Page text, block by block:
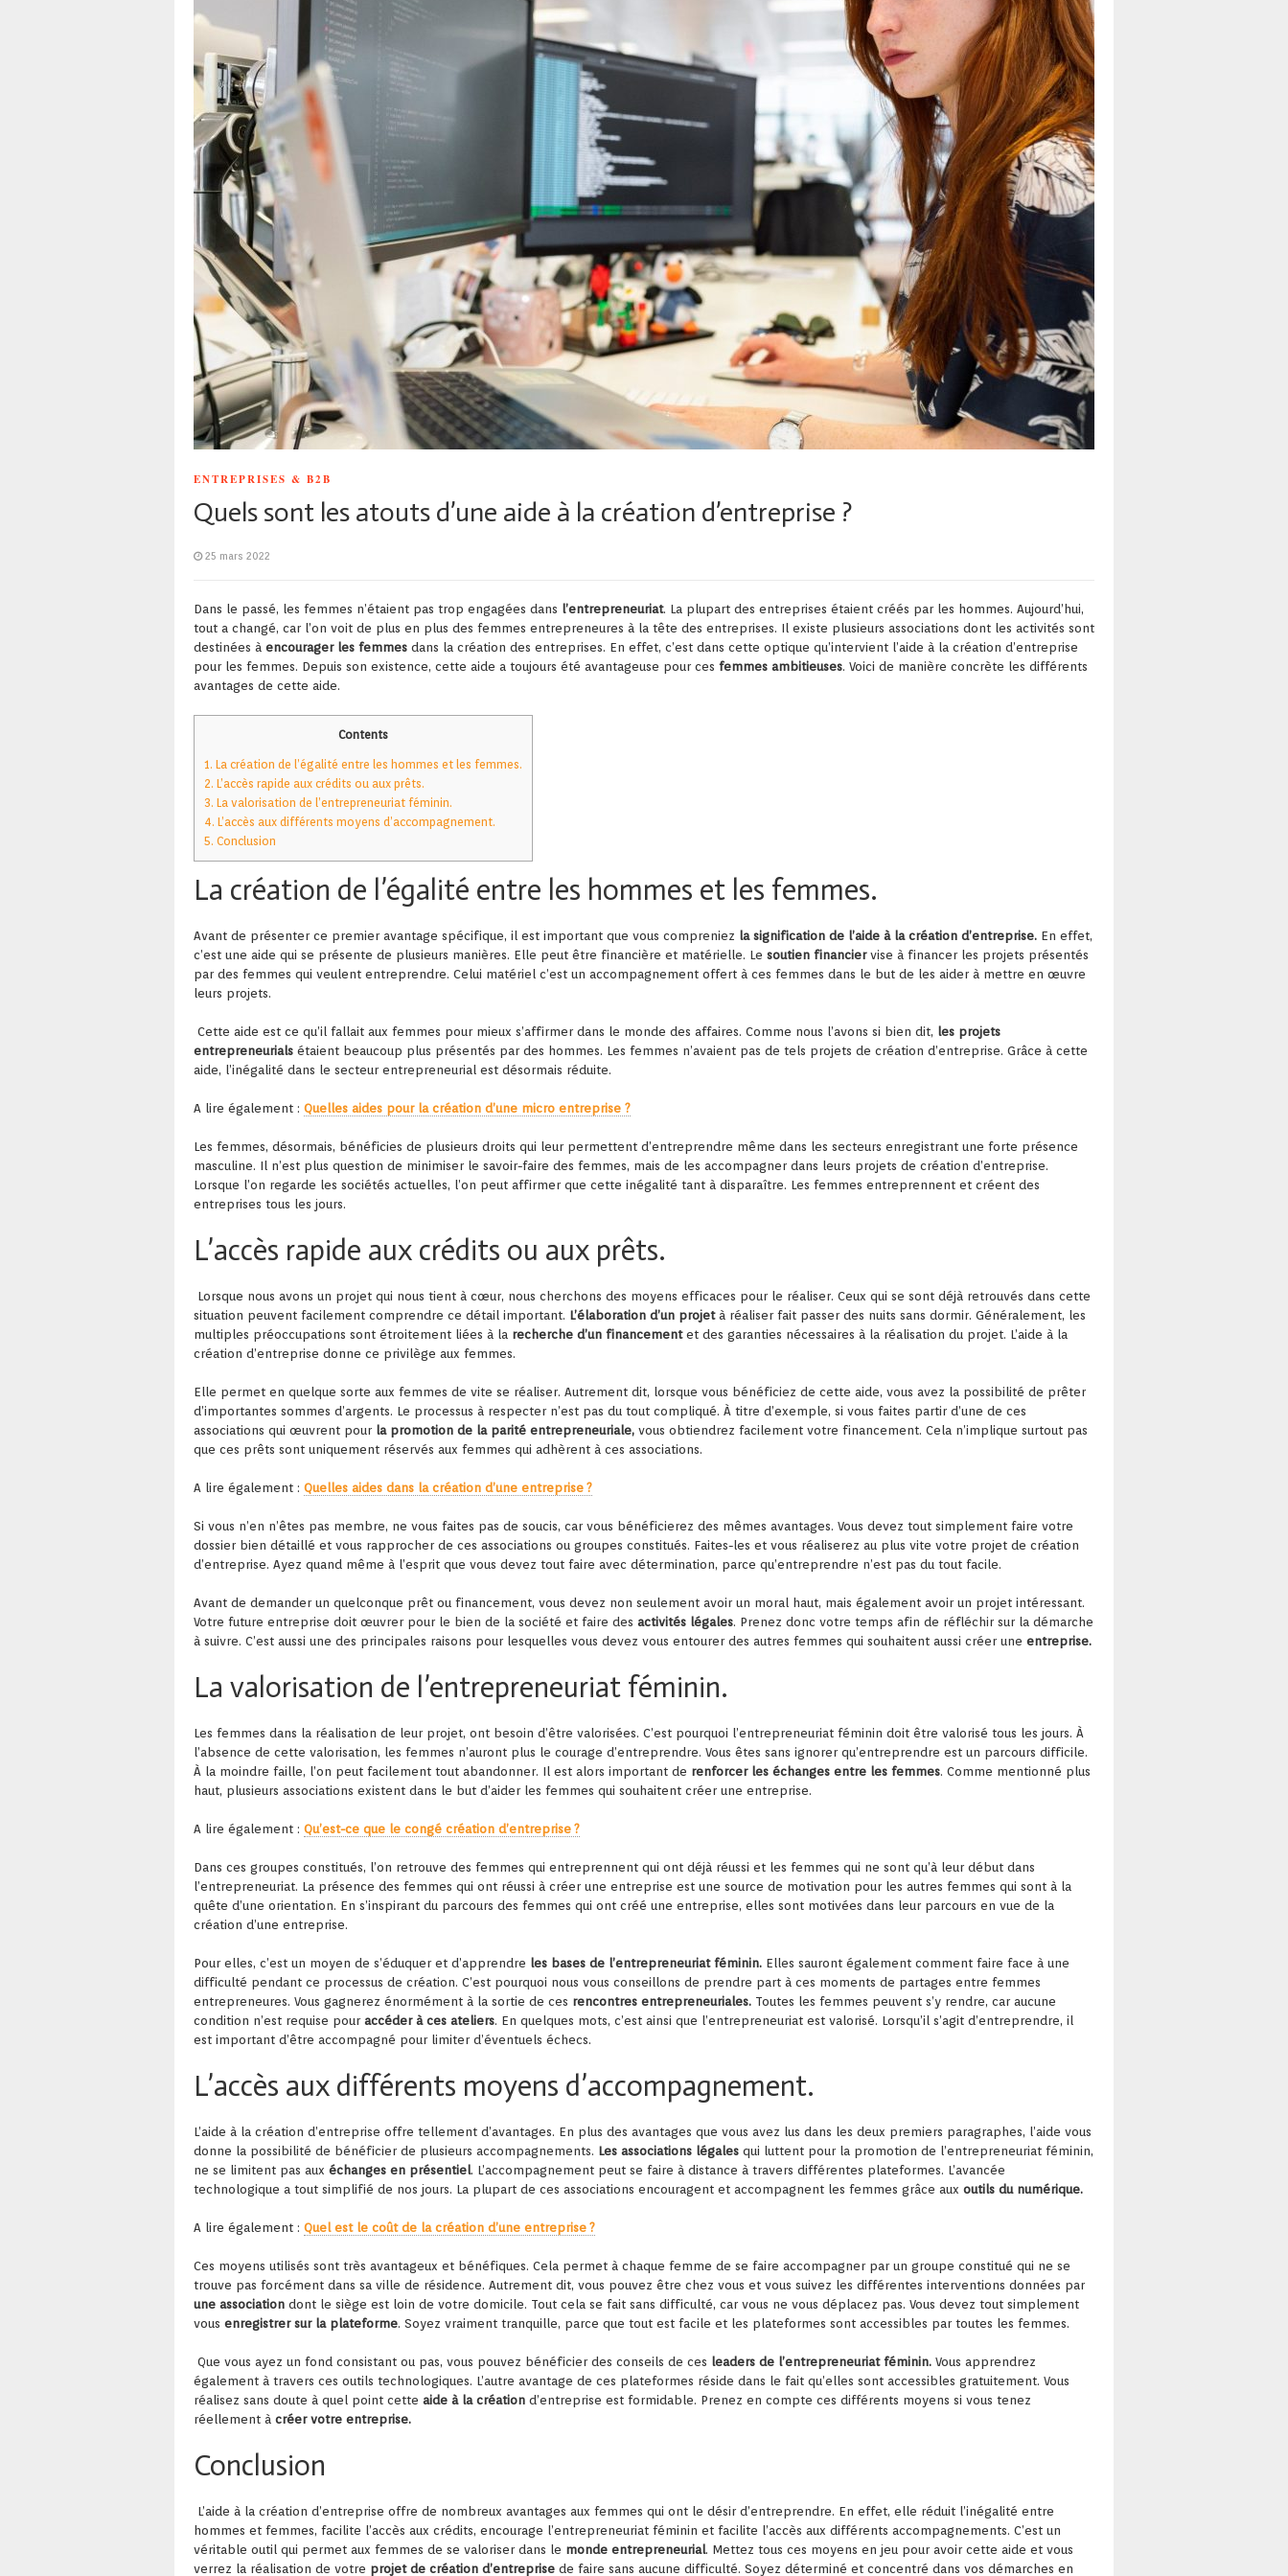
ENTREPRISES & B2B
Quels sont les atouts d’une aide à la création d’entreprise ?
25 mars 2022
Dans le passé, les femmes n’étaient pas trop engagées dans l’entrepreneuriat. La plupart des entreprises étaient créés par les hommes. Aujourd’hui,
tout a changé, car l’on voit de plus en plus des femmes entrepreneures à la tête des entreprises. Il existe plusieurs associations dont les activités sont
destinées à encourager les femmes dans la création des entreprises. En effet, c’est dans cette optique qu’intervient l’aide à la création d’entreprise
pour les femmes. Depuis son existence, cette aide a toujours été avantageuse pour ces femmes ambitieuses. Voici de manière concrète les différents
avantages de cette aide.
Contents
1. La création de l’égalité entre les hommes et les femmes.
2. L’accès rapide aux crédits ou aux prêts.
3. La valorisation de l’entrepreneuriat féminin.
4. L’accès aux différents moyens d’accompagnement.
5. Conclusion
La création de l’égalité entre les hommes et les femmes.
Avant de présenter ce premier avantage spécifique, il est important que vous compreniez la signification de l’aide à la création d’entreprise. En effet,
c’est une aide qui se présente de plusieurs manières. Elle peut être financière et matérielle. Le soutien financiervise à financer les projets présentés
par des femmes qui veulent entreprendre. Celui matériel c’est un accompagnement offert à ces femmes dans le but de les aider à mettre en œuvre
leurs projets.
Cette aide est ce qu’il fallait aux femmes pour mieux s’affirmer dans le monde des affaires. Comme nous l’avons si bien dit, les projets
entrepreneurials étaient beaucoup plus présentés par des hommes. Les femmes n’avaient pas de tels projets de création d’entreprise. Grâce à cette
aide, l’inégalité dans le secteur entrepreneurial est désormais réduite.
A lire également : Quelles aides pour la création d’une micro entreprise ?
Les femmes, désormais, bénéficies de plusieurs droits qui leur permettent d’entreprendre même dans les secteurs enregistrant une forte présence
masculine. Il n’est plus question de minimiser le savoir-faire des femmes, mais de les accompagner dans leurs projets de création d’entreprise.
Lorsque l’on regarde les sociétés actuelles, l’on peut affirmer que cette inégalité tant à disparaître. Les femmes entreprennent et créent des
entreprises tous les jours.
L’accès rapide aux crédits ou aux prêts.
Lorsque nous avons un projet qui nous tient à cœur, nous cherchons des moyens efficaces pour le réaliser. Ceux qui se sont déjà retrouvés dans cette
situation peuvent facilement comprendre ce détail important. L’élaboration d’un projetà réaliser fait passer des nuits sans dormir. Généralement, les
multiples préoccupations sont étroitement liées à la recherche d’un financementet des garanties nécessaires à la réalisation du projet. L’aide à la
création d’entreprise donne ce privilège aux femmes.
Elle permet en quelque sorte aux femmes de vite se réaliser. Autrement dit, lorsque vous bénéficiez de cette aide, vous avez la possibilité de prêter
d’importantes sommes d’argents. Le processus à respecter n’est pas du tout compliqué. À titre d’exemple, si vous faites partir d’une de ces
associations qui œuvrent pour la promotion de la parité entrepreneuriale, vous obtiendrez facilement votre financement. Cela n’implique surtout pas
que ces prêts sont uniquement réservés aux femmes qui adhèrent à ces associations.
A lire également : Quelles aides dans la création d’une entreprise ?
Si vous n’en n’êtes pas membre, ne vous faites pas de soucis, car vous bénéficierez des mêmes avantages. Vous devez tout simplement faire votre
dossier bien détaillé et vous rapprocher de ces associations ou groupes constitués. Faites-les et vous réaliserez au plus vite votre projet de création
d’entreprise. Ayez quand même à l’esprit que vous devez tout faire avec détermination, parce qu’entreprendre n’est pas du tout facile.
Avant de demander un quelconque prêt ou financement, vous devez non seulement avoir un moral haut, mais également avoir un projet intéressant.
Votre future entreprise doit œuvrer pour le bien de la société et faire des activités légales. Prenez donc votre temps afin de réfléchir sur la démarche
à suivre. C’est aussi une des principales raisons pour lesquelles vous devez vous entourer des autres femmes qui souhaitent aussi créer une entreprise.
La valorisation de l’entrepreneuriat féminin.
Les femmes dans la réalisation de leur projet, ont besoin d’être valorisées. C’est pourquoi l’entrepreneuriat féminin doit être valorisé tous les jours. À
l’absence de cette valorisation, les femmes n’auront plus le courage d’entreprendre. Vous êtes sans ignorer qu’entreprendre est un parcours difficile.
À la moindre faille, l’on peut facilement tout abandonner. Il est alors important de renforcer les échanges entre les femmes. Comme mentionné plus
haut, plusieurs associations existent dans le but d’aider les femmes qui souhaitent créer une entreprise.
A lire également : Qu’est-ce que le congé création d’entreprise ?
Dans ces groupes constitués, l’on retrouve des femmes qui entreprennent qui ont déjà réussi et les femmes qui ne sont qu’à leur début dans
l’entrepreneuriat. La présence des femmes qui ont réussi à créer une entreprise est une source de motivation pour les autres femmes qui sont à la
quête d’une orientation. En s’inspirant du parcours des femmes qui ont créé une entreprise, elles sont motivées dans leur parcours en vue de la
création d’une entreprise.
Pour elles, c’est un moyen de s’éduquer et d’apprendre les bases de l’entrepreneuriat féminin. Elles sauront également comment faire face à une
difficulté pendant ce processus de création. C’est pourquoi nous vous conseillons de prendre part à ces moments de partages entre femmes
entrepreneures. Vous gagnerez énormément à la sortie de ces rencontres entrepreneuriales. Toutes les femmes peuvent s’y rendre, car aucune
condition n’est requise pour accéder à ces ateliers. En quelques mots, c’est ainsi que l’entrepreneuriat est valorisé. Lorsqu’il s’agit d’entreprendre, il
est important d’être accompagné pour limiter d’éventuels échecs.
L’accès aux différents moyens d’accompagnement.
L’aide à la création d’entreprise offre tellement d’avantages. En plus des avantages que vous avez lus dans les deux premiers paragraphes, l’aide vous
donne la possibilité de bénéficier de plusieurs accompagnements. Les associations légales qui luttent pour la promotion de l’entrepreneuriat féminin,
ne se limitent pas aux échanges en présentiel. L’accompagnement peut se faire à distance à travers différentes plateformes. L’avancée
technologique a tout simplifié de nos jours. La plupart de ces associations encouragent et accompagnent les femmes grâce aux outils du numérique.
A lire également : Quel est le coût de la création d’une entreprise ?
Ces moyens utilisés sont très avantageux et bénéfiques. Cela permet à chaque femme de se faire accompagner par un groupe constitué qui ne se
trouve pas forcément dans sa ville de résidence. Autrement dit, vous pouvez être chez vous et vous suivez les différentes interventions données par
une association dont le siège est loin de votre domicile. Tout cela se fait sans difficulté, car vous ne vous déplacez pas. Vous devez tout simplement
vous enregistrer sur la plateforme. Soyez vraiment tranquille, parce que tout est facile et les plateformes sont accessibles par toutes les femmes.
Que vous ayez un fond consistant ou pas, vous pouvez bénéficier des conseils de ces leaders de l’entrepreneuriat féminin. Vous apprendrez
également à travers ces outils technologiques. L’autre avantage de ces plateformes réside dans le fait qu’elles sont accessibles gratuitement. Vous
réalisez sans doute à quel point cette aide à la création d’entreprise est formidable. Prenez en compte ces différents moyens si vous tenez
réellement à créer votre entreprise.
Conclusion
L’aide à la création d’entreprise offre de nombreux avantages aux femmes qui ont le désir d’entreprendre. En effet, elle réduit l’inégalité entre
hommes et femmes, facilite l’accès aux crédits, encourage l’entrepreneuriat féminin et facilite l’accès aux différents accompagnements. C’est un
véritable outil qui permet aux femmes de se valoriser dans le monde entrepreneurial. Mettez tous ces moyens en jeu pour avoir cette aide et vous
verrez la réalisation de votre projet de création d’entreprise de faire sans aucune difficulté. Soyez déterminé et concentré dans vos démarches en